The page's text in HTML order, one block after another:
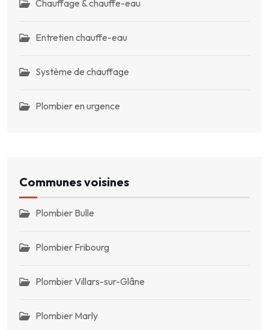
Chauffage & chauffe-eau
Entretien chauffe-eau
Système de chauffage
Plombier en urgence
Communes voisines
Plombier Bulle
Plombier Fribourg
Plombier Villars-sur-Glâne
Plombier Marly